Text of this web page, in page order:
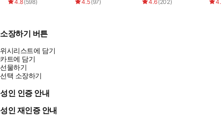
4.8(598) 4.5(97) 4.6(202)
소장하기 버튼
위시리스트에 담기
카트에 담기
선물하기
선택 소장하기
성인 인증 안내
성인 재인증 안내